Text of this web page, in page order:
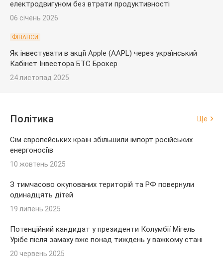
електродвигуном без втрати продуктивності
06 січень 2026
ФІНАНСИ
Як інвестувати в акції Apple (AAPL) через український
Кабінет Інвестора БТС Брокер
24 листопад 2025
Політика Ще
Сім європейських країн збільшили імпорт російських
енергоносіїв
10 жовтень 2025
З тимчасово окупованих територій та РФ повернули
одинадцять дітей
19 липень 2025
Потенційний кандидат у президенти Колумбії Мігель
Урібе після замаху вже понад тиждень у важкому стані
20 червень 2025